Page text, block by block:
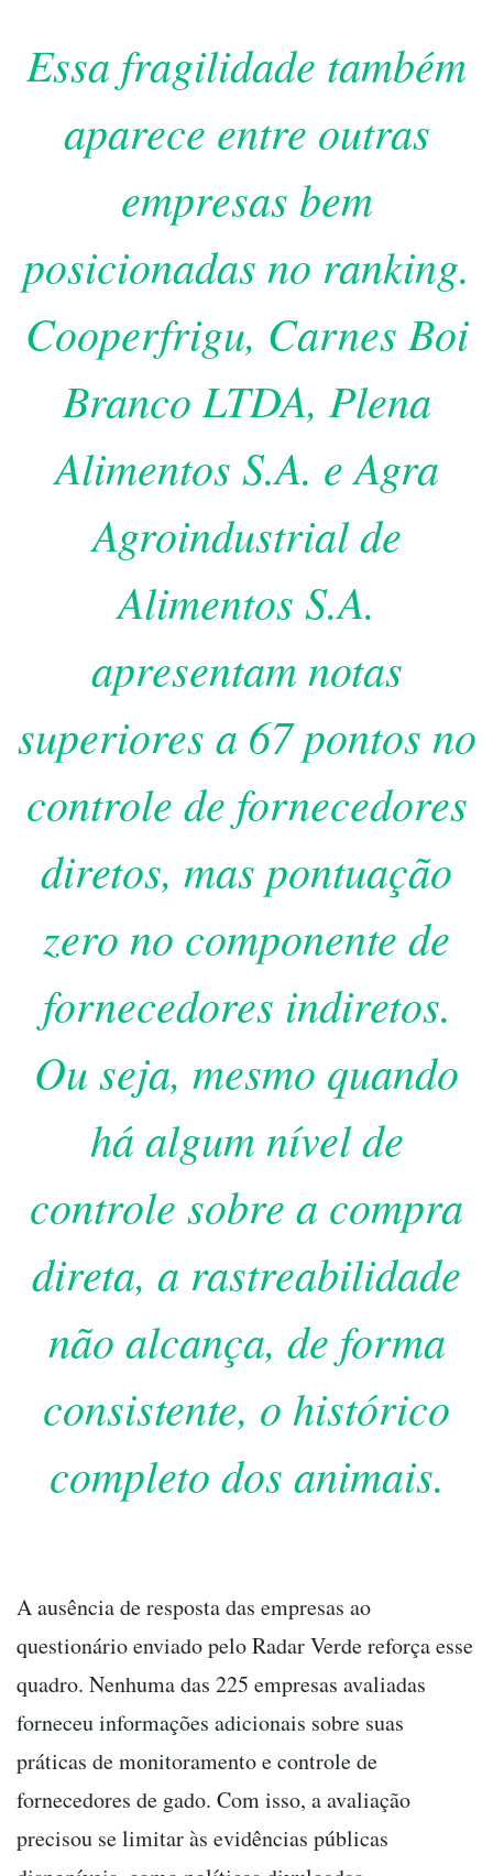
Essa fragilidade também
aparece entre outras
empresas bem
posicionadas no ranking.
Cooperfrigu, Carnes Boi
Branco LTDA, Plena
Alimentos S.A. e Agra
Agroindustrial de
Alimentos S.A.
apresentam notas
superiores a 67 pontos no
controle de fornecedores
diretos, mas pontuação
zero no componente de
fornecedores indiretos.
Ou seja, mesmo quando
há algum nível de
controle sobre a compra
direta, a rastreabilidade
não alcança, de forma
consistente, o histórico
completo dos animais.
A ausência de resposta das empresas ao
questionário enviado pelo Radar Verde reforça esse
quadro. Nenhuma das 225 empresas avaliadas
forneceu informações adicionais sobre suas
práticas de monitoramento e controle de
fornecedores de gado. Com isso, a avaliação
precisou se limitar às evidências públicas